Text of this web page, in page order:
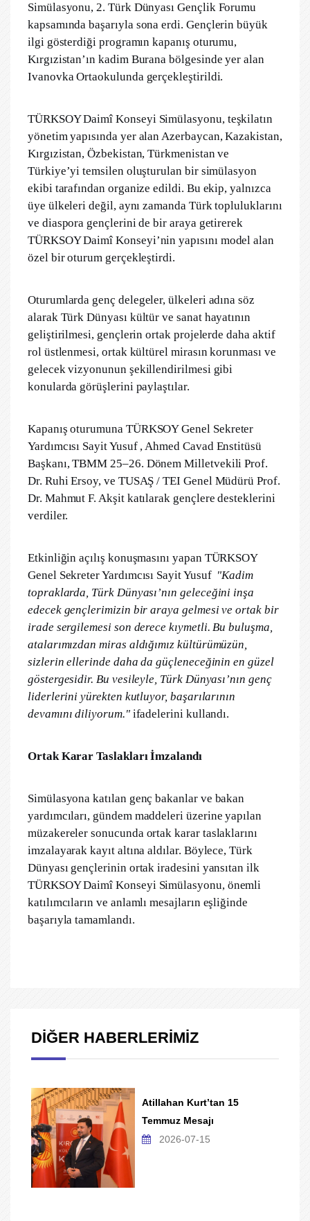
Simülasyonu, 2. Türk Dünyası Gençlik Forumu
kapsamında başarıyla sona erdi. Gençlerin büyük
ilgi gösterdiği programın kapanış oturumu,
Kırgızistan’ın kadim Burana bölgesinde yer alan
Ivanovka Ortaokulunda gerçekleştirildi.
TÜRKSOY Daimî Konseyi Simülasyonu, teşkilatın
yönetim yapısında yer alan Azerbaycan, Kazakistan,
Kırgızistan, Özbekistan, Türkmenistan ve
Türkiye’yi temsilen oluşturulan bir simülasyon
ekibi tarafından organize edildi. Bu ekip, yalnızca
üye ülkeleri değil, aynı zamanda Türk topluluklarını
ve diaspora gençlerini de bir araya getirerek
TÜRKSOY Daimî Konseyi’nin yapısını model alan
özel bir oturum gerçekleştirdi.
Oturumlarda genç delegeler, ülkeleri adına söz
alarak Türk Dünyası kültür ve sanat hayatının
geliştirilmesi, gençlerin ortak projelerde daha aktif
rol üstlenmesi, ortak kültürel mirasın korunması ve
gelecek vizyonunun şekillendirilmesi gibi
konularda görüşlerini paylaştılar.
Kapanış oturumuna TÜRKSOY Genel Sekreter
Yardımcısı Sayit Yusuf , Ahmed Cavad Enstitüsü
Başkanı, TBMM 25–26. Dönem Milletvekili Prof.
Dr. Ruhi Ersoy, ve TUSAŞ / TEI Genel Müdürü Prof.
Dr. Mahmut F. Akşit katılarak gençlere desteklerini
verdiler.
Etkinliğin açılış konuşmasını yapan TÜRKSOY
Genel Sekreter Yardımcısı Sayit Yusuf "Kadim
topraklarda, Türk Dünyası’nın geleceğini inşa
edecek gençlerimizin bir araya gelmesi ve ortak bir
irade sergilemesi son derece kıymetli. Bu buluşma,
atalarımızdan miras aldığımız kültürümüzün,
sizlerin ellerinde daha da güçleneceğinin en güzel
göstergesidir. Bu vesileyle, Türk Dünyası’nın genç
liderlerini yürekten kutluyor, başarılarının
devamını diliyorum."ifadelerini kullandı.
Ortak Karar Taslakları İmzalandı
Simülasyona katılan genç bakanlar ve bakan
yardımcıları, gündem maddeleri üzerine yapılan
müzakereler sonucunda ortak karar taslaklarını
imzalayarak kayıt altına aldılar. Böylece, Türk
Dünyası gençlerinin ortak iradesini yansıtan ilk
TÜRKSOY Daimî Konseyi Simülasyonu, önemli
katılımcıların ve anlamlı mesajların eşliğinde
başarıyla tamamlandı.
DİĞER HABERLERİMİZ
Atillahan Kurt’tan 15
Temmuz Mesajı
2026-07-15